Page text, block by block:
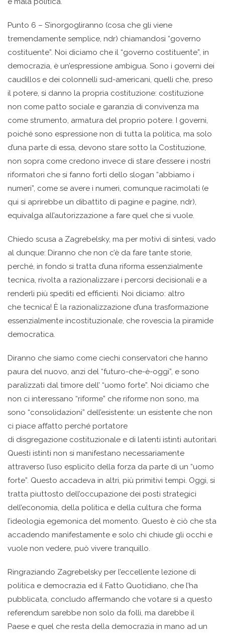
Punto 6 – S’inorgogliranno (cosa che gli viene
tremendamente semplice, ndr) chiamandosi “governo
costituente”. Noi diciamo che il “governo costituente”, in
democrazia, è un’espressione ambigua. Sono i governi dei
caudillos e dei colonnelli sud-americani, quelli che, preso
il potere, si danno la propria costituzione: costituzione
non come patto sociale e garanzia di convivenza ma
come strumento, armatura del proprio potere. I governi,
poiché sono espressione non di tutta la politica, ma solo
d’una parte di essa, devono stare sotto la Costituzione,
non sopra come credono invece di stare d’essere i nostri
riformatori che si fanno forti dello slogan “abbiamo i
numeri”, come se avere i numeri, comunque racimolati (e
qui si aprirebbe un dibattito di pagine e pagine, ndr),
equivalga all’autorizzazione a fare quel che si vuole.
Chiedo scusa a Zagrebelsky, ma per motivi di sintesi, vado
al dunque: Diranno che non c’è da fare tante storie,
perché, in fondo si tratta d’una riforma essenzialmente
tecnica, rivolta a razionalizzare i percorsi decisionali e a
renderli più spediti ed efficienti. Noi diciamo: altro
che tecnica! È la razionalizzazione d’una trasformazione
essenzialmente incostituzionale, che rovescia la piramide
democratica.
Diranno che siamo come ciechi conservatori che hanno
paura del nuovo, anzi del “futuro-che-è-oggi”, e sono
paralizzati dal timore dell’ “uomo forte”. Noi diciamo che
non ci interessano “riforme” che riforme non sono, ma
sono “consolidazioni” dell’esistente: un esistente che non
ci piace affatto perché portatore
di disgregazione costituzionale e di latenti istinti autoritari.
Questi istinti non si manifestano necessariamente
attraverso l’uso esplicito della forza da parte di un “uomo
forte”. Questo accadeva in altri, più primitivi tempi. Oggi, si
tratta piuttosto dell’occupazione dei posti strategici
dell’economia, della politica e della cultura che forma
l’ideologia egemonica del momento. Questo è ciò che sta
accadendo manifestamente e solo chi chiude gli occhi e
vuole non vedere, può vivere tranquillo.
Ringraziando Zagrebelsky per l’eccellente lezione di
politica e democrazia ed il Fatto Quotidiano, che l’ha
pubblicata, concludo affermando che votare sì a questo
referendum sarebbe non solo da folli, ma darebbe il
Paese e quel che resta della democrazia in mano ad un